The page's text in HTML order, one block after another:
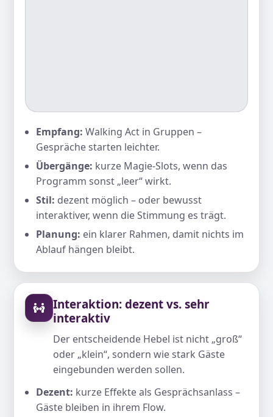
Empfang: Walking Act in Gruppen –
Gespräche starten leichter.
Übergänge: kurze Magie-Slots, wenn das
Programm sonst „leer“ wirkt.
Stil: dezent möglich – oder bewusst
interaktiver, wenn die Stimmung es trägt.
Planung: ein klarer Rahmen, damit nichts im
Ablauf hängen bleibt.
Interaktion: dezent vs. sehr
interaktiv
Der entscheidende Hebel ist nicht „groß“
oder „klein“, sondern wie stark Gäste
eingebunden werden sollen.
Dezent: kurze Effekte als Gesprächsanlass –
Gäste bleiben in ihrem Flow.